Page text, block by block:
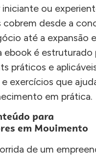
ou
cobrem desde a
até a expansão e
ebook é estruturado
práticos e
exercícios que
em prática.
para
em Movimento
de um